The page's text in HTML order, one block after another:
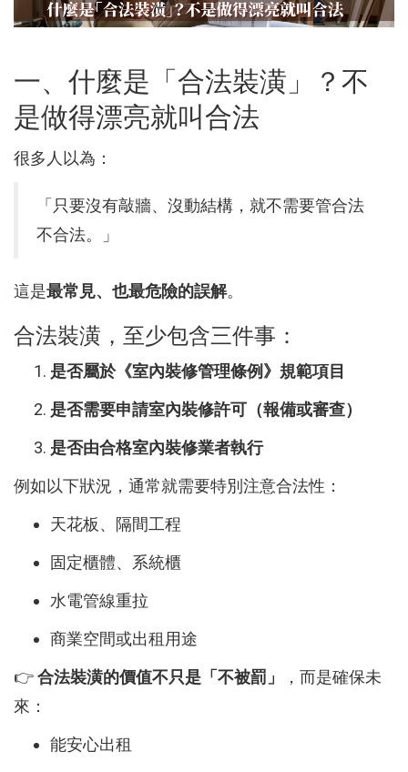
一、什麼是「合法裝潢」？不
是做得漂亮就叫合法
很多人以為：
「只要沒有敲牆、沒動結構，就不需要管合法
不合法。」
這是最常見、也最危險的誤解。
合法裝潢，至少包含三件事：
是否屬於《室內裝修管理條例》規範項目
是否需要申請室內裝修許可（報備或審查）
是否由合格室內裝修業者執行
例如以下狀況，通常就需要特別注意合法性：
天花板、隔間工程
固定櫃體、系統櫃
水電管線重拉
商業空間或出租用途
👉合法裝潢的價值不只是「不被罰」
，而是確保未
來：
能安心出租